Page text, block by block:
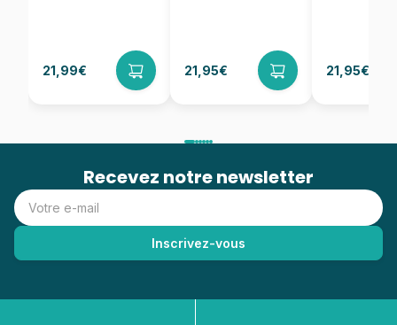
21,99€ 21,95€ 21,95€
Recevez notre newsletter